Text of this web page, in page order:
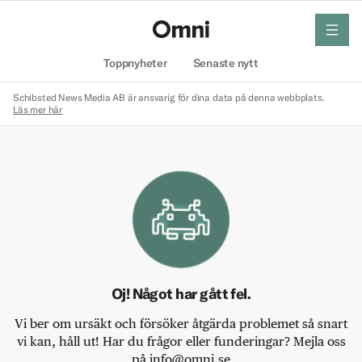
Toppnyheter Senaste nytt
meny
Schibsted News Media AB är ansvarig för dina data på denna webbplats.
Läs mer här
Oj! Något har gått fel.
Vi ber om ursäkt och försöker åtgärda problemet så snart
vi kan, håll ut! Har du frågor eller funderingar? Mejla oss